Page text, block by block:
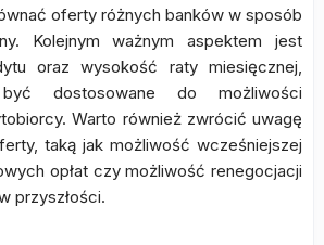
oferty różnych banków w sposób
Kolejnym ważnym aspektem jest
oraz wysokość raty miesięcznej,
dostosowane do możliwości
Warto również zwrócić uwagę
taką jak możliwość wcześniejszej
opłat czy możliwość renegocjacji
przyszłości.